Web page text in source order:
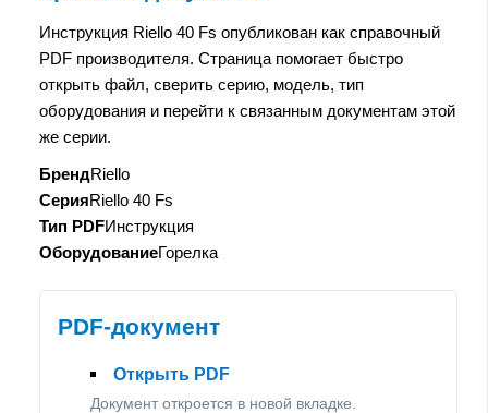
Инструкция Riello 40 Fs опубликован как справочный
PDF производителя. Страница помогает быстро
открыть файл, сверить серию, модель, тип
оборудования и перейти к связанным документам этой
же серии.
БрендRiello
СерияRiello 40 Fs
Тип PDFИнструкция
ОборудованиеГорелка
PDF-документ
Открыть PDF
Документ откроется в новой вкладке.